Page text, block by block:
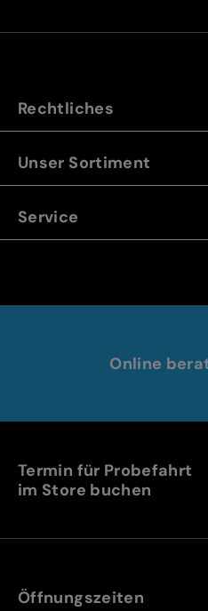
Rechtliches
Unser Sortiment
Service
Online
Termin für Probefahrt
im Store buchen
Öffnungszeiten